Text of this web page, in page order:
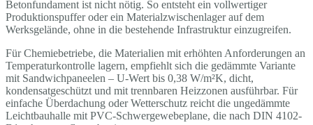
Betonfundament ist nicht nötig. So entsteht ein vollwertiger
Produktionspuffer oder ein Materialzwischenlager auf dem
Werksgelände, ohne in die bestehende Infrastruktur einzugreifen.
Für Chemiebetriebe, die Materialien mit erhöhten Anforderungen an
Temperaturkontrolle lagern, empfiehlt sich die gedämmte Variante
mit Sandwichpaneelen – U-Wert bis 0,38 W/m²K, dicht,
kondensatgeschützt und mit trennbaren Heizzonen ausführbar. Für
einfache Überdachung oder Wetterschutz reicht die ungedämmte
Leichtbauhalle mit PVC-Schwergewebeplane, die nach DIN 4102-